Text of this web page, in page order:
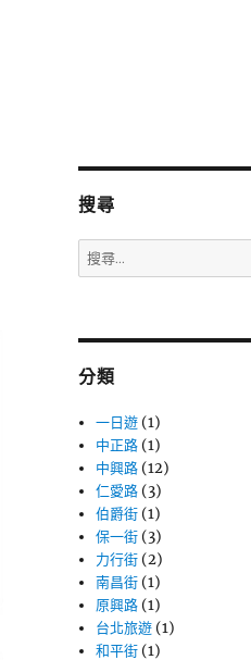
搜尋
搜
尋
字:
分類
一日遊 (1)
中正路 (1)
中興路 (12)
仁愛路 (3)
伯爵街 (1)
保一街 (3)
力行街 (2)
南昌街 (1)
原興路 (1)
台北旅遊 (1)
和平街 (1)